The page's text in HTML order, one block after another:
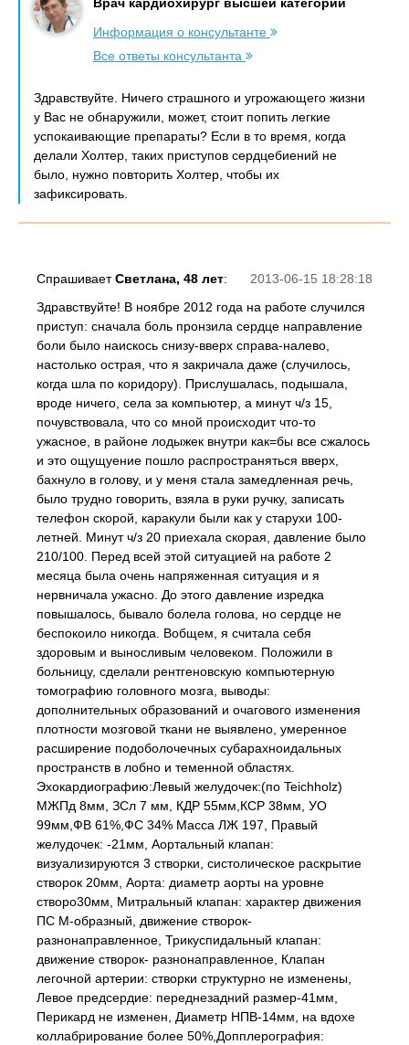
Информация о консультанте
Все ответы консультанта
Здравствуйте. Ничего страшного и угрожающего жизни
у Вас не обнаружили, может, стоит попить легкие
успокаивающие препараты? Если в то время, когда
делали Холтер, таких приступов сердцебиений не
было, нужно повторить Холтер, чтобы их
зафиксировать.
2013-06-15 18:28:18
СпрашиваетСветлана, 48 лет:
Здравствуйте! В ноябре 2012 года на работе случился
приступ: сначала боль пронзила сердце направление
боли было наискось снизу-вверх справа-налево,
настолько острая, что я закричала даже (случилось,
когда шла по коридору). Прислушалась, подышала,
вроде ничего, села за компьютер, а минут ч/з 15,
почувствовала, что со мной происходит что-то
ужасное, в районе лодыжек внутри как=бы все сжалось
и это ощущуение пошло распространяться вверх,
бахнуло в голову, и у меня стала замедленная речь,
было трудно говорить, взяла в руки ручку, записать
телефон скорой, каракули были как у старухи 100-
летней. Минут ч/з 20 приехала скорая, давление было
210/100. Перед всей этой ситуацией на работе 2
месяца была очень напряженная ситуация и я
нервничала ужасно. До этого давление изредка
повышалось, бывало болела голова, но сердце не
беспокоило никогда. Вобщем, я считала себя
здоровым и выносливым человеком. Положили в
больницу, сделали рентгеновскую компьютерную
томографию головного мозга, выводы:
дополнительных образований и очагового изменения
плотности мозговой ткани не выявлено, умеренное
расширение подоболочечных субарахноидальных
пространств в лобно и теменной областях.
Эхокардиографию:Левый желудочек:(по Teichholz)
МЖПд 8мм, ЗСл 7 мм, КДР 55мм,КСР 38мм, УО
99мм,ФВ 61%,ФС 34% Масса ЛЖ 197, Правый
желудочек: -21мм, Аортальный клапан:
визуализируются 3 створки, систолическое раскрытие
створок 20мм, Аорта: диаметр аорты на уровне
створо30мм, Митральный клапан: характер движения
ПС М-образный, движение створок-
разнонаправленное, Трикуспидальный клапан:
движение створок- разнонаправленное, Клапан
легочной артерии: створки структурно не изменены,
Левое предсердие: переднезадний размер-41мм,
Перикард не изменен, Диаметр НПВ-14мм, на вдохе
коллабрирование более 50%,Допплерография: